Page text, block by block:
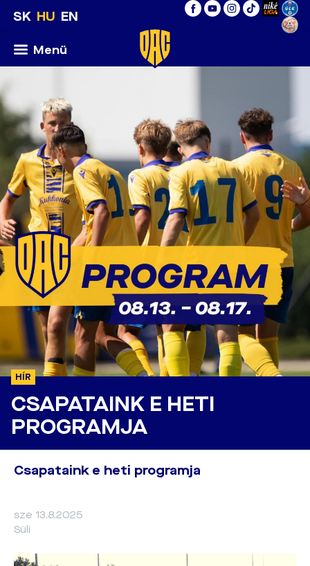
SK HU EN
Menü
HÍR
CSAPATAINK E HETI
PROGRAMJA
Csapataink e heti programja
sze 13.8.2025
Süli